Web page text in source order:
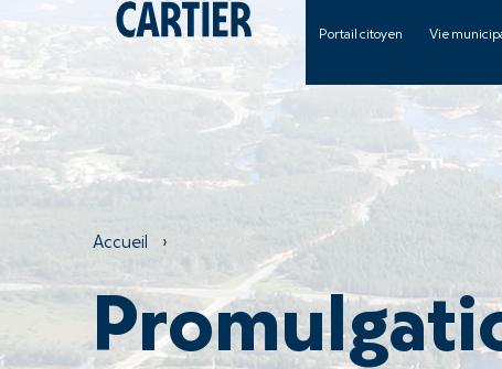
Portail citoyen Vie
Accueil ›